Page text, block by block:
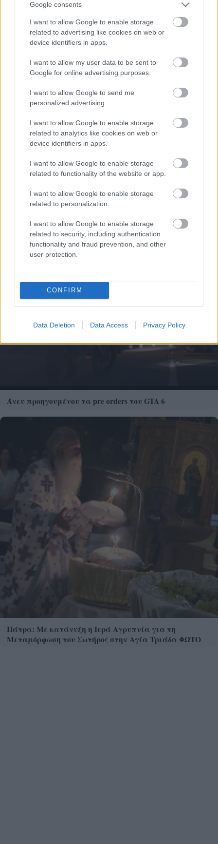
Google consents
I want to allow Google to enable storage
related to advertising like cookies on web or
device identifiers in apps.
I want to allow my user data to be sent to
Google for online advertising purposes.
I want to allow Google to send me
personalized advertising.
I want to allow Google to enable storage
related to analytics like cookies on web or
device identifiers in apps.
I want to allow Google to enable storage
related to functionality of the website or app.
I want to allow Google to enable storage
related to personalization.
I want to allow Google to enable storage
related to security, including authentication
functionality and fraud prevention, and other
user protection.
CONFIRM
Data Deletion Data Access Privacy Policy
Συγκινητική συνάντηση στο Πανεπιστημιακό Γενικό
Νοσοκομείο Πατρών ΦΩΤΟ
Τι σημαίνουν οι καφέ άκρες στα φυτά – Το λάθος με το
πότισμα
Άνευ προηγουμένου τα pre orders του GTA 6
Πάτρα: Με κατάνυξη η Ιερά Αγρυπνία για τη
Μεταμόρφωση του Σωτήρος στην Αγία Τριάδα ΦΩΤΟ